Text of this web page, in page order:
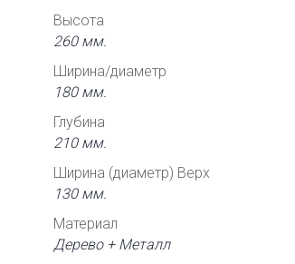
Высота
260 мм.
Ширина/диаметр
180 мм.
Глубина
210 мм.
Ширина (диаметр) Верх
130 мм.
Материал
Дерево + Металл